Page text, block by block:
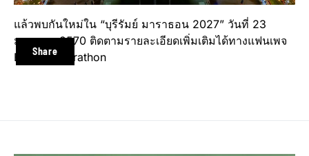
Share
แล้วพบกันใหม่ใน “บุรีรัมย์ มาราธอน 2027” วันที่ 23
มกราคม 2570 ติดตามรายละเอียดเพิ่มเติมได้ทางแฟนเพจ
Buriram Marathon